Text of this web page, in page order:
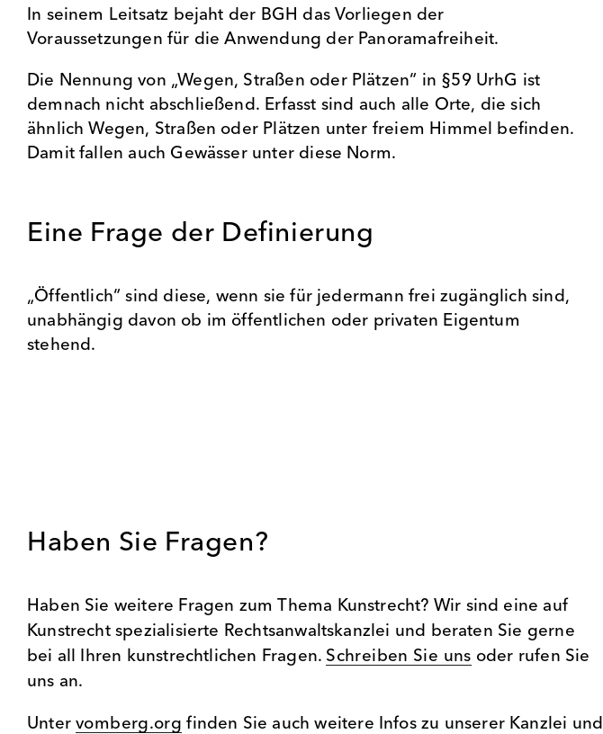
In seinem Leitsatz bejaht der BGH das Vorliegen der
Voraussetzungen für die Anwendung der Panoramafreiheit.
Die Nennung von „Wegen, Straßen oder Plätzen“ in §59 UrhG ist
demnach nicht abschließend. Erfasst sind auch alle Orte, die sich
ähnlich Wegen, Straßen oder Plätzen unter freiem Himmel befinden.
Damit fallen auch Gewässer unter diese Norm.
Eine Frage der Definierung
„Öffentlich“ sind diese, wenn sie für jedermann frei zugänglich sind,
unabhängig davon ob im öffentlichen oder privaten Eigentum
stehend.
Haben Sie Fragen?
Haben Sie weitere Fragen zum Thema Kunstrecht? Wir sind eine auf
Kunstrecht spezialisierte Rechtsanwaltskanzlei und beraten Sie gerne
bei all Ihren kunstrechtlichen Fragen. Schreiben Sie uns oder rufen Sie
uns an.
Untervomberg.org finden Sie auch weitere Infos zu unserer Kanzlei und